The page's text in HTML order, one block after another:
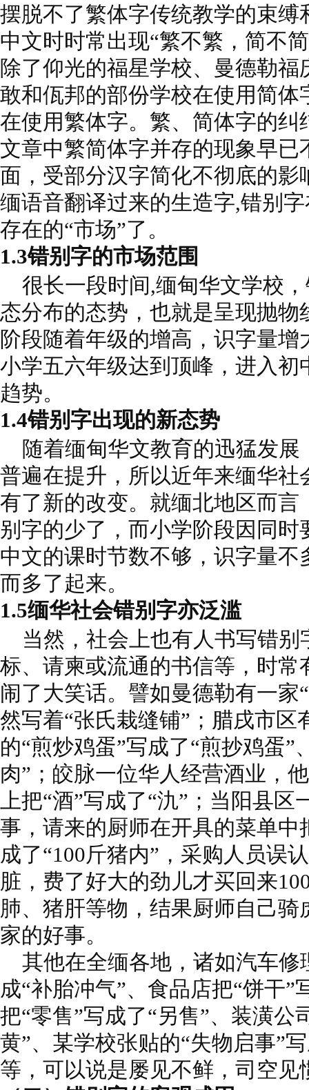
摆脱不了繁体字传统教学的束缚
中文时时常出现“繁不繁，简不
除了仰光的福星学校、曼德勒
敢和佤邦的部份学校在使用简体
在使用繁体字。繁、简体字的纠
文章中繁简体字并存的现象早
面，受部分汉字简化不彻底的影
缅语音翻译过来的生造字,错别
存在的“市场”了。
1.3错别字的市场范围
很长一段时间,缅甸华文学校
态分布的态势，也就是呈现抛
阶段随着年级的增高，识字量
小学五六年级达到顶峰，进入初
趋势。
1.4错别字出现的新态势
随着缅甸华文教育的迅猛发展
普遍在提升，所以近年来缅华社
有了新的改变。就缅北地区而言
别字的少了，而小学阶段因同
中文的课时节数不够，识字量
而多了起来。
1.5缅华社会错别字亦泛滥
当然，社会上也有人书写错别
标、请柬或流通的书信等，时常
闹了大笑话。譬如曼德勒有一家
然写着“张氏栽缝铺”；腊戌市区
的“煎炒鸡蛋”写成了“煎抄鸡蛋”
肉”；皎脉一位华人经营酒业，
上把“酒”写成了“氿”；当阳县区
事，请来的厨师在开具的菜单中
成了“100斤猪内”，采购人员误
脏，费了好大的劲儿才买回来
肺、猪肝等物，结果厨师自己
家的好事。
其他在全缅各地，诸如汽车修
成“补胎冲气”、食品店把“饼干”
把“零售”写成了“另售”、装潢公
黄”、某学校张贴的“失物启事”
等，可以说是屡见不鲜，司空见